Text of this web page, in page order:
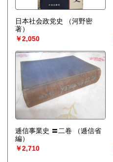
日本社会政党史
（河野密
著）
￥2,050
逓信事業史 〓二卷
（逓信省
編）
￥2,710